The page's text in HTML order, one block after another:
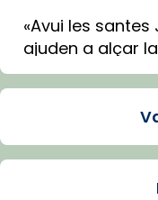
«Avui les
ajuden a alçar
Mons. Sergi
Santes de
🔗tinyurl.com/